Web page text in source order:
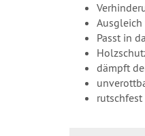
Passt in
dämpft
rutschfest